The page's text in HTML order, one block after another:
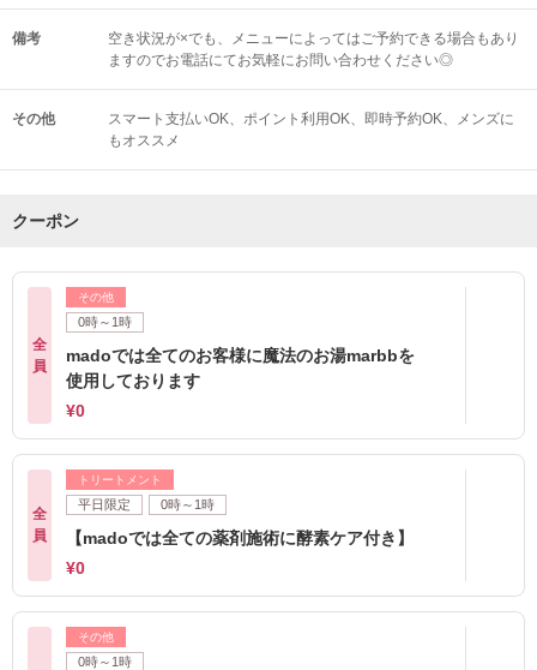
備考
空き状況が×でも、メニューによってはご予約できる場合もあり
ますのでお電話にてお気軽にお問い合わせください◎
その他 スマート支払いOK ポイント利用OK 即時予約OK
メンズに
もオススメ
クーポン
全
員
その他
0時～1時
madoでは全てのお客様に魔法のお湯marbbを
使用しております
¥0
全
員
トリートメント
平日限定 0時～1時
【madoでは全ての薬剤施術に酵素ケア付き】
¥0
その他
0時～1時